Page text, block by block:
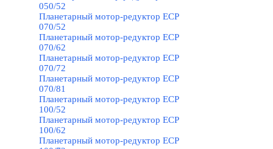
050/52
Планетарный мотор-редуктор ECP
070/52
Планетарный мотор-редуктор ECP
070/62
Планетарный мотор-редуктор ECP
070/72
Планетарный мотор-редуктор ECP
070/81
Планетарный мотор-редуктор ECP
100/52
Планетарный мотор-редуктор ECP
100/62
Планетарный мотор-редуктор ECP